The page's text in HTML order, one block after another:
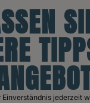
Einverständnis jederzeit